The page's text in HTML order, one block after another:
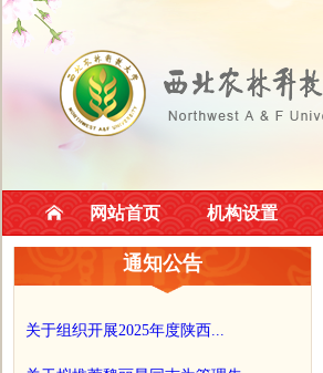
网站首页 机构设置
通知公告
关于组织开展2025年度陕西...